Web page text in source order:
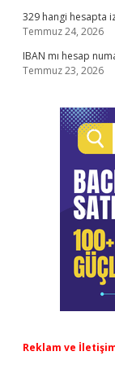
329 hangi hesapta
Temmuz 24, 2026
IBAN mı hesap
Temmuz 23, 2026
Reklam ve